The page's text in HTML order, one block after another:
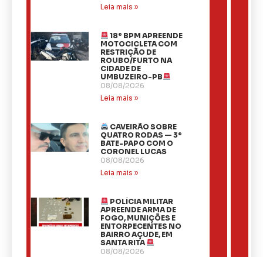
Leia mais »
18º BPM APREENDE
MOTOCICLETA COM
RESTRIÇÃO DE
ROUBO/FURTO NA
CIDADE DE
UMBUZEIRO-PB
08/08/2026
Leia mais »
CAVEIRÃO SOBRE
QUATRO RODAS — 3º
BATE-PAPO COM O
CORONEL LUCAS
08/08/2026
Leia mais »
POLÍCIA MILITAR
APREENDE ARMA DE
FOGO, MUNIÇÕES E
ENTORPECENTES NO
BAIRRO AÇUDE, EM
SANTA RITA
08/08/2026